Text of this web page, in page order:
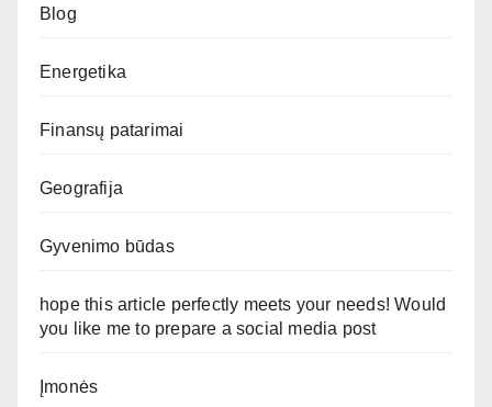
Blog
Energetika
Finansų patarimai
Geografija
Gyvenimo būdas
hope this article perfectly meets your needs! Would
you like me to prepare a social media post
Įmonės